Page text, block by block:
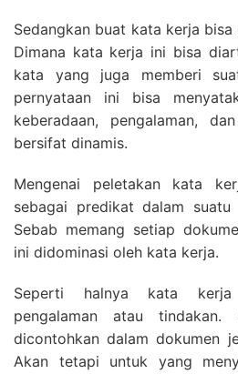
Sedangkan buat kata kerja
Dimana kata kerja ini bisa
kata yang juga memberi
pernyataan ini bisa
keberadaan, pengalaman,
bersifat dinamis.
Mengenai peletakan kata
sebagai predikat dalam
Sebab memang setiap
ini didominasi oleh kata kerja.
Seperti halnya kata kerja
pengalaman atau
dicontohkan dalam dokumen
Akan tetapi untuk yang